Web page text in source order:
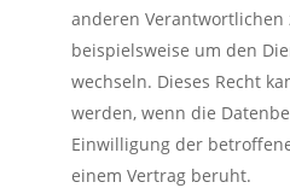
anderen
beispielsweise um den
wechseln. Dieses Recht
werden, wenn die
Einwilligung der
einem Vertrag beruht.